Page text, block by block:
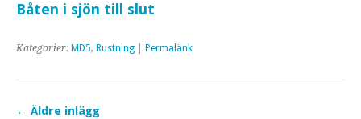
Båten i sjön till slut
Kategorier: MD5, Rustning Permalänk
← Äldre inlägg